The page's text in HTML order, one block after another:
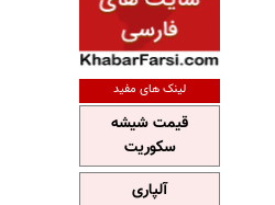
لینک های مفید
قیمت شیشه
سکوریت
آلپاری